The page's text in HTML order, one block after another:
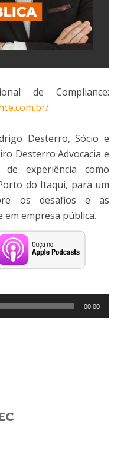
de Compliance:
Desterro, Sócio e
Desterro Advocacia e
experiência como
do Itaqui, para um
os desafios e as
em empresa pública.
00:00